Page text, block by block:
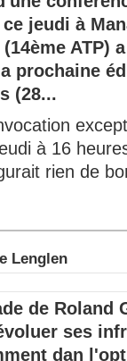
jeudi à
(14ème ATP)
prochaine
(28...
à 16
rien de
Lenglen
de Roland
ses
dan